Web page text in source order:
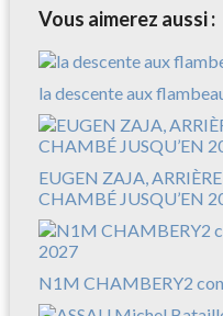
Vous aimerez aussi :
la descente aux
EUGEN ZAJA,
CHAMBÉ JUSQU’EN
N1M CHAMBERY2